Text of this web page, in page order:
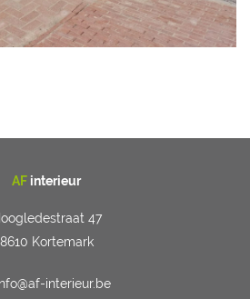
AF interieur
47
8610 Kortemark
interieur.be